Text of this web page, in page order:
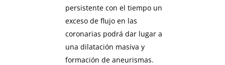
persistente con el tiempo un
exceso de flujo en las
coronarias podrá dar lugar a
una dilatación masiva y
formación de aneurismas.